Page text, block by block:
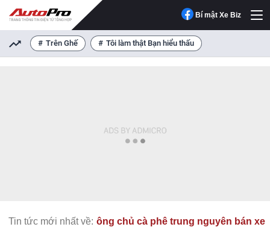
Bí mật Xe Biz
Trên Ghế Tôi làm thật Bạn hiểu thấu
Tin tức mới nhất về: ông chủ cà phê trung nguyên bán xe